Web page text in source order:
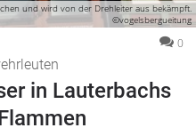
und wird von der Drehleiter aus bekämpft.
©vogelsbergueitung
0
in Lauterbachs